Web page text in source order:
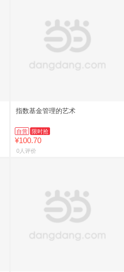
指数基金管理的艺术
自营 限时抢
¥100.70
0人评价